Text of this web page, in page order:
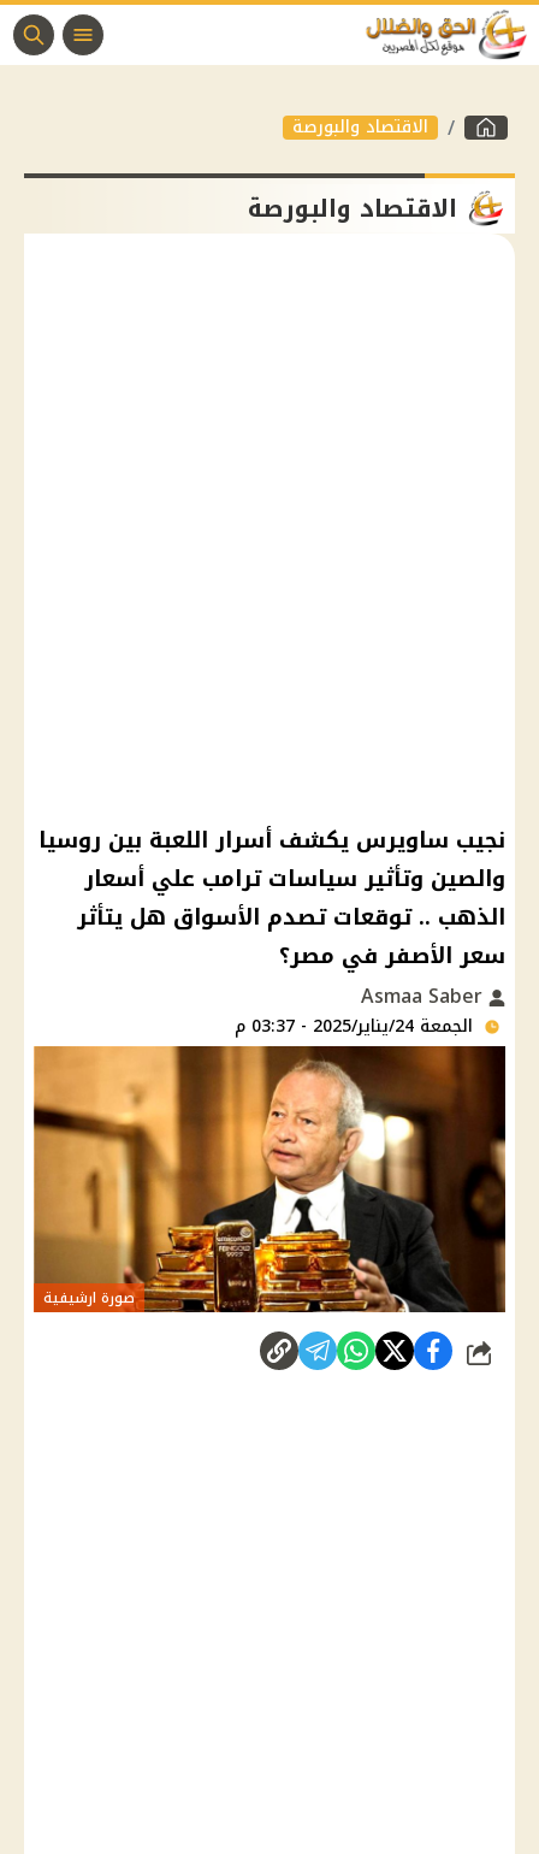
الاقتصاد والبورصة
الاقتصاد والبورصة
نجيب ساويرس يكشف أسرار اللعبة بين روسيا
والصين وتأثير سياسات ترامب علي أسعار
الذهب .. توقعات تصدم الأسواق هل يتأثر
سعر الأصفر في مصر؟
الجمعة 24/يناير/2025 - 03:37 م
صورة ارشيفية
شارك